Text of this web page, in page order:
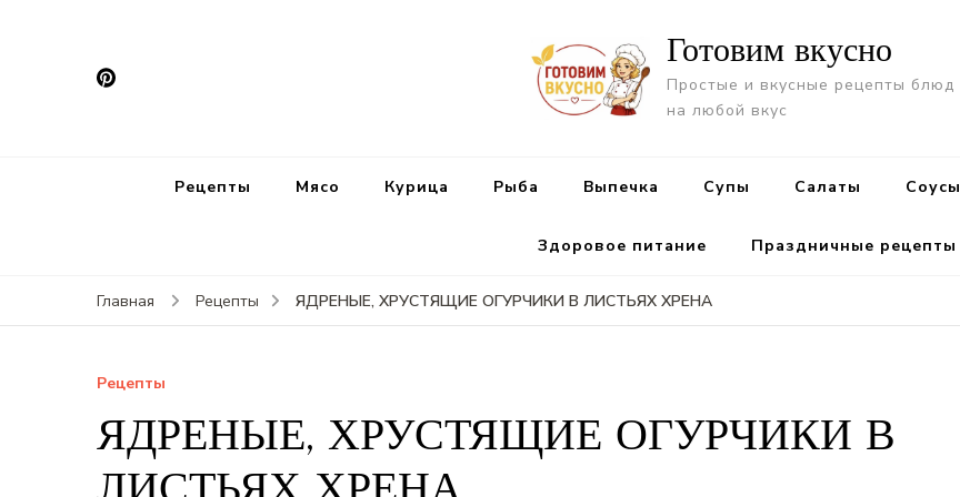
Готовим вкусно
Простые и вкусные рецепты блюд
на любой вкус
Рецепты Мясо Курица Рыба Выпечка Супы Салаты Cоусы
Здоровое питание Праздничные рецепты
Главная Рецепты ЯДРЕНЫЕ, ХРУСТЯЩИЕ ОГУРЧИКИ В ЛИСТЬЯХ ХРЕНА
Рецепты
ЯДРЕНЫЕ, ХРУСТЯЩИЕ ОГУРЧИКИ В